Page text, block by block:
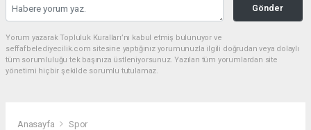
Gönder
Yorum yazarak Topluluk Kuralları’nı kabul etmiş bulunuyor ve
seffafbelediyecilik.com sitesine yaptığınız yorumunuzla ilgili doğrudan veya dolaylı
tüm sorumluluğu tek başınıza üstleniyorsunuz. Yazılan tüm yorumlardan site
yönetimi hiçbir şekilde sorumlu tutulamaz.
Anasayfa Spor